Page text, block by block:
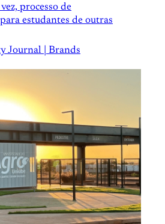
processo de
estudantes de outras
Journal | Brands